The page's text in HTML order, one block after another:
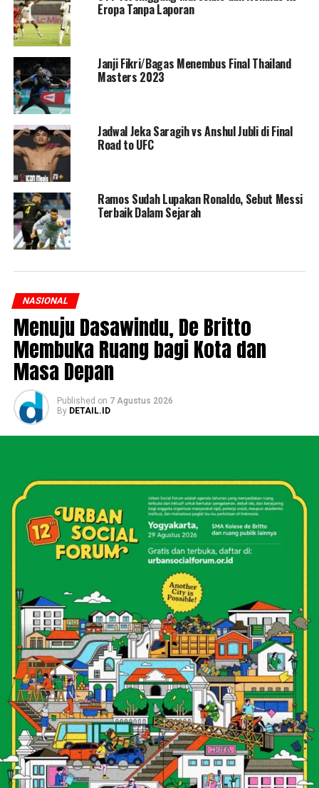
Eropa Tanpa Laporan
Janji Fikri/Bagas Menembus Final Thailand
Masters 2023
Jadwal Jeka Saragih vs Anshul Jubli di Final
Road to UFC
Ramos Sudah Lupakan Ronaldo, Sebut Messi
Terbaik Dalam Sejarah
NASIONAL
Menuju Dasawindu, De Britto
Membuka Ruang bagi Kota dan
Masa Depan
Published on 7 Agustus 2026
By DETAIL.ID